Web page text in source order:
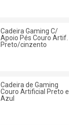
Cadeira Gaming C/
Apoio Pés Couro Artif.
Preto/cinzento
Cadeira de Gaming
Couro Artificial Preto e
Azul